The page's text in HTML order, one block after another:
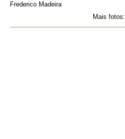
Frederico Madeira
Mais fotos: